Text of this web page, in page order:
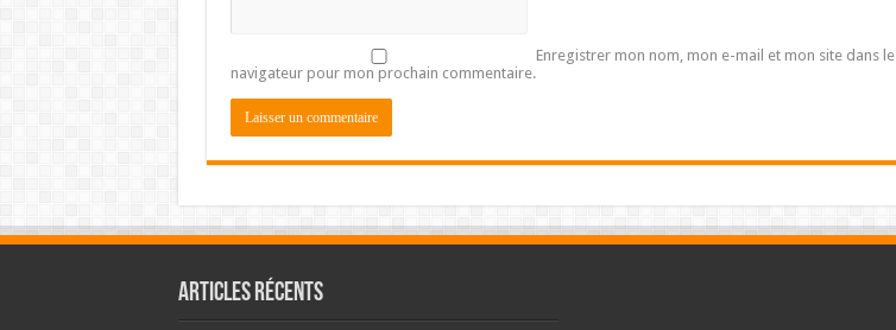
Enregistrer mon nom, mon e-mail et mon site dans le
navigateur pour mon prochain commentaire.
Articles récents